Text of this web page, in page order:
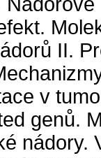
II.
v
genů.
nádory.